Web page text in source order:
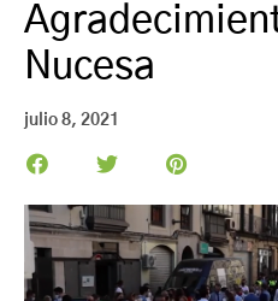
Nucesa
julio 8, 2021